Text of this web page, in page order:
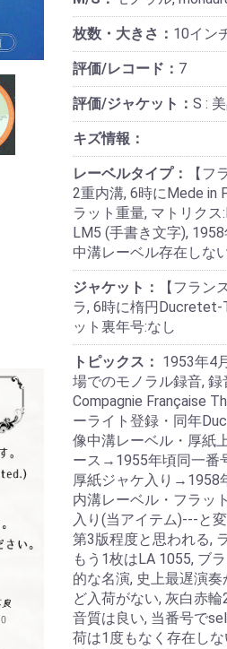
枚数・大きさ： 10イン
評価/レコード： 7
評価/ジャケット： S :
キズ情報：
レーベルタイプ：
【フ
2重内溝, 6時にMede in
ラット重量, マトリク
LM5 (手書き文字),
中溝レーベル存在しな
ジャケット：
【フラン
ラ, 6時に楕円
ット裏年号:なし
トピックス： 1953年4
場でのモノラル録音,
Compagnie Française
ーライト登録・同年
像中溝レーベル・厚紙
ース→1955年頃同一番
厚紙ジャケ入り→1958
内溝レーベル・フラッ
入り(当アイテム)---と
第3版程度と思われる,
もう1枚はLA 1055, ブ
的な名演, 史上最遅演
ど入荷がない, 灰白赤
音質は良い, 当番号で
荷は1度もなく存在し